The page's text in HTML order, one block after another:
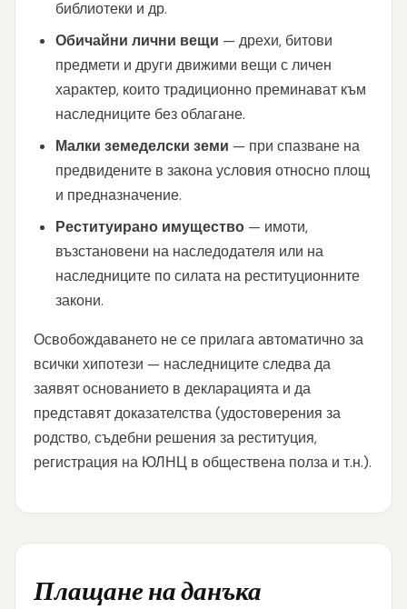
библиотеки и др.
Обичайни лични вещи — дрехи, битови
предмети и други движими вещи с личен
характер, които традиционно преминават към
наследниците без облагане.
Малки земеделски земи — при спазване на
предвидените в закона условия относно площ
и предназначение.
Реституирано имущество — имоти,
възстановени на наследодателя или на
наследниците по силата на реституционните
закони.
Освобождаването не се прилага автоматично за
всички хипотези — наследниците следва да
заявят основанието в декларацията и да
представят доказателства (удостоверения за
родство, съдебни решения за реституция,
регистрация на ЮЛНЦ в обществена полза и т.н.).
Плащане на данъка